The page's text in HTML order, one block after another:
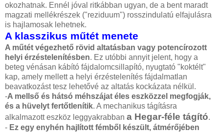
okozhatnak. Ennél jóval ritkábban ugyan, de a bent maradt
magzati mellékrészek ("reziduum") rosszindulatú elfajulásra
is hajlamosak lehetnek.
A klasszikus műtét menete
A műtét végezhető rövid altatásban vagy potencírozott
helyi érzéstelenítésben. Ez utóbbi annyit jelent, hogy a
beteg vénásan kábító fájdalomcsillapító, nyugtató "koktélt"
kap, amely mellett a helyi érzéstelenítés fájdalmatlan
beavatkozást tesz lehetővé az altatás kockázata nélkül.
-A mellső és hátsó méhszájat éles eszközzel megfogják,
és a hüvelyt fertőtlenítik. A mechanikus tágításra
alkalmazott eszköz leggyakrabban a Hegar-féle tágító.
- Ez egy enyhén hajlított fémből készült, átmérőjében